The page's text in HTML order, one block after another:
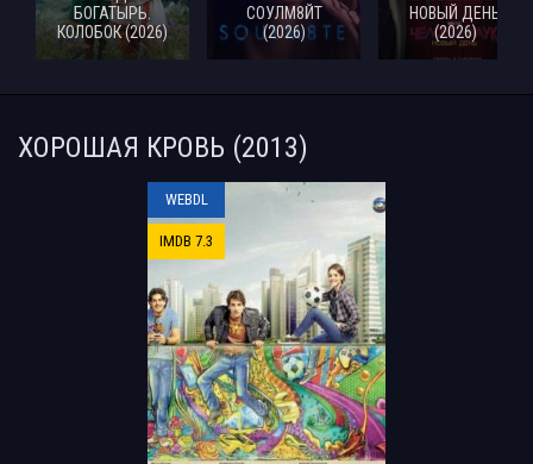
БОГАТЫРЬ.
КОЛОБОК (2026)
СОУЛМ8ЙТ
(2026)
НОВЫЙ ДЕНЬ
(2026)
ХОРОШАЯ КРОВЬ (2013)
WEBDL
IMDB 7.3